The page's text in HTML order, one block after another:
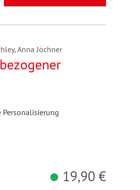
Anna Jöchner
19,90 €